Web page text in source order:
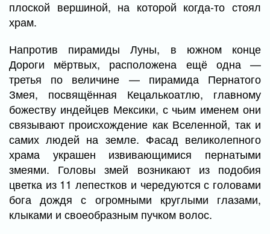
плоской вершиной, на которой когда-то стоял
храм.
Напротив пирамиды Луны, в южном конце
Дороги мёртвых, расположена ещё одна —
третья по величине — пирамида Пернатого
Змея, посвящённая Кецалькоатлю, главному
божеству индейцев Мексики, с чьим именем они
связывают происхождение как Вселенной, так и
самих людей на земле. Фасад великолепного
храма украшен извивающимися пернатыми
змеями. Головы змей возникают из подобия
цветка из 11 лепестков и чередуются с головами
бога дождя с огромными круглыми глазами,
клыками и своеобразным пучком волос.